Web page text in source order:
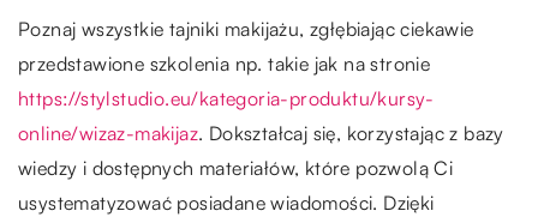
Poznaj wszystkie tajniki makijażu, zgłębiając ciekawie
przedstawione szkolenia np. takie jak na stronie
https://stylstudio.eu/kategoria-produktu/kursy-
online/wizaz-makijaz. Dokształcaj się, korzystając z bazy
wiedzy i dostępnych materiałów, które pozwolą Ci
usystematyzować posiadane wiadomości. Dzięki